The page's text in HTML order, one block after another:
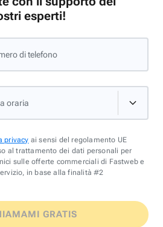
esperti!
di telefono
oraria
privacy ai sensi del regolamento UE
al trattamento dei dati personali per
sulle offerte commerciali di Fastweb e
in base alla finalità #2
GRATIS